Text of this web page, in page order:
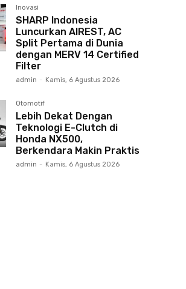
Inovasi
SHARP Indonesia
Luncurkan AIREST, AC
Split Pertama di Dunia
dengan MERV 14 Certified
Filter
admin - Kamis, 6 Agustus 2026
Otomotif
Lebih Dekat Dengan
Teknologi E-Clutch di
Honda NX500,
Berkendara Makin Praktis
admin - Kamis, 6 Agustus 2026